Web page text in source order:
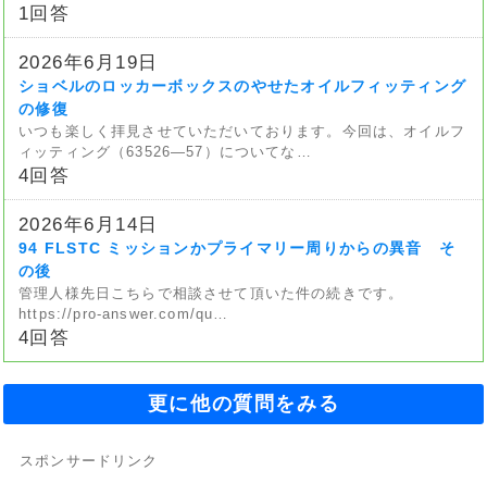
1回答
2026年6月19日
ショベルのロッカーボックスのやせたオイルフィッティング
の修復
いつも楽しく拝見させていただいております。今回は、オイルフ
ィッティング（63526—57）についてな…
4回答
2026年6月14日
94 FLSTC ミッションかプライマリー周りからの異音 そ
の後
管理人様先日こちらで相談させて頂いた件の続きです。
https://pro-answer.com/qu…
4回答
更に他の質問をみる
スポンサードリンク